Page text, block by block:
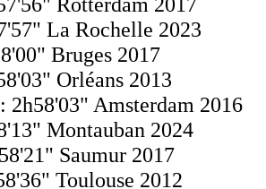
La Rochelle 2023
Bruges 2017
Orléans 2013
2h58'03" Amsterdam 2016
Montauban 2024
Saumur 2017
Toulouse 2012